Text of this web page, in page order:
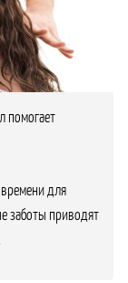
помогает
для
заботы приводят